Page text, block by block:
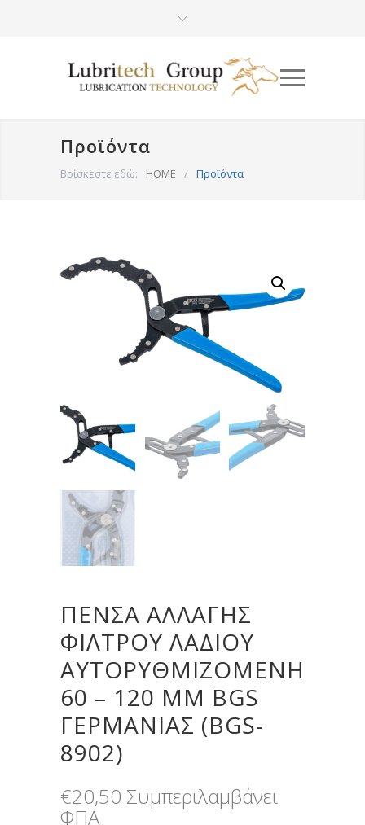
Προϊόντα
Βρίσκεστε εδώ: HOME / Προϊόντα
ΠΈΝΣΑ ΑΛΛΑΓΉΣ
ΦΊΛΤΡΟΥ ΛΑΔΙΟΎ
ΑΥΤΟΡΥΘΜΙΖΌΜΕΝΗ
60 – 120 MM BGS
ΓΕΡΜΑΝΊΑΣ (BGS-
8902)
€20,50 Συμπεριλαμβάνει
ΦΠΑ